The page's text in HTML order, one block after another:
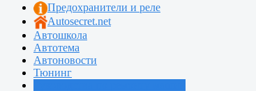
Предохранители и реле
Autosecret.net
Автошкола
Автотема
Автоновости
Тюнинг